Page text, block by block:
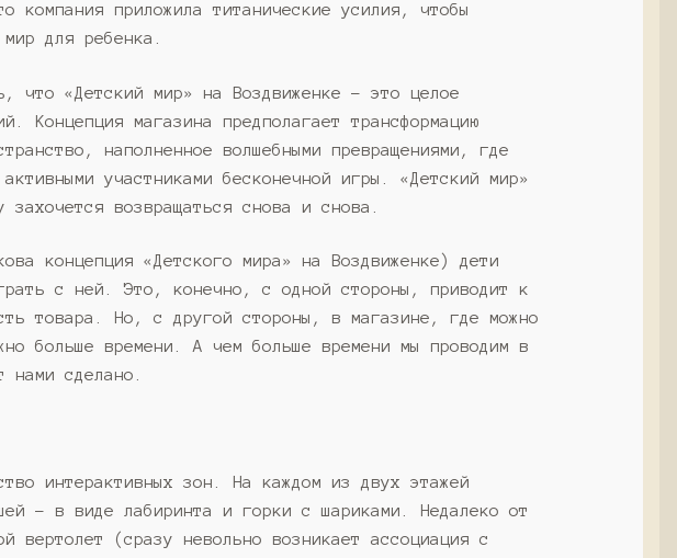
компания приложила титанические усилия, чтобы
для ребенка.
что «Детский мир» на Воздвиженке – это целое
Концепция магазина предполагает трансформацию
наполненное волшебными превращениями, где
участниками бесконечной игры. «Детский мир»
возвращаться снова и снова.
концепция «Детского мира» на Воздвиженке) дети
с ней. Это, конечно, с одной стороны, приводит к
товара. Но, с другой стороны, в магазине, где можно
больше времени. А чем больше времени мы проводим в
нами сделано.
интерактивных зон. На каждом из двух этажей
– в виде лабиринта и горки с шариками. Недалеко от
вертолет (сразу невольно возникает ассоциация с